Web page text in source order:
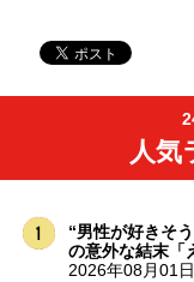
人気
“男性が好きそ
の意外な結末「
2026年08月01日